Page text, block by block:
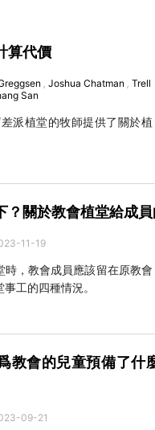
土耳其語
算代價
, Joshua Chatman , Trell
San
派植堂的牧師提供了關於植
？關於教會植堂給成
11-19
時，教會成員應該留在原教會
工的四種情況。
教會的兒童預備了什
09-21